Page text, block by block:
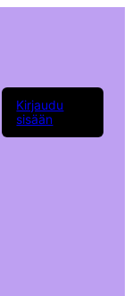
Kirjaudu
sisään